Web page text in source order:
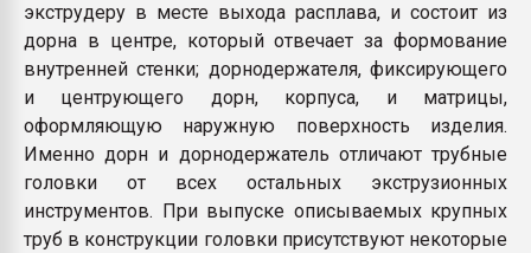
экструдеру в месте выхода расплава, и состоит из
дорна в центре, который отвечает за формование
внутренней стенки; дорнодержателя, фиксирующего
и центрующего дорн, корпуса, и матрицы,
оформляющую наружную поверхность изделия.
Именно дорн и дорнодержатель отличают трубные
головки от всех остальных экструзионных
инструментов. При выпуске описываемых крупных
труб в конструкции головки присутствуют некоторые